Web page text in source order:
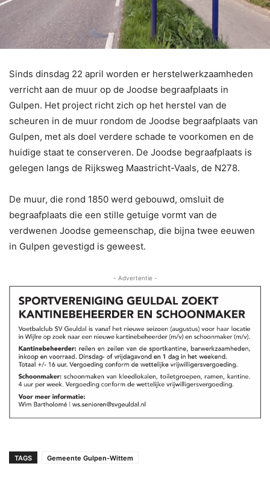
Sinds dinsdag 22 april worden er herstelwerkzaamheden
verricht aan de muur op de Joodse begraafplaats in
Gulpen. Het project richt zich op het herstel van de
scheuren in de muur rondom de Joodse begraafplaats van
Gulpen, met als doel verdere schade te voorkomen en de
huidige staat te conserveren. De Joodse begraafplaats is
gelegen langs de Rijksweg Maastricht-Vaals, de N278.
De muur, die rond 1850 werd gebouwd, omsluit de
begraafplaats die een stille getuige vormt van de
verdwenen Joodse gemeenschap, die bijna twee eeuwen
in Gulpen gevestigd is geweest.
- Advertentie -
TAGS Gemeente Gulpen-Wittem